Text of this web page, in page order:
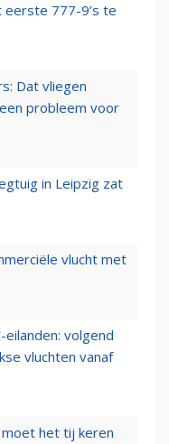
777-9’s te
Dat vliegen
probleem voor
in Leipzig zat
vlucht met
volgend
vluchten vanaf
het tij keren